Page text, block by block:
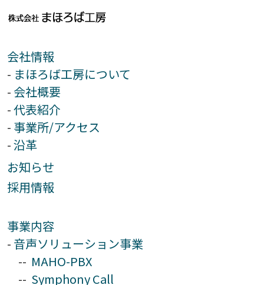
会社情報
まほろば工房について
会社概要
代表紹介
事業所/アクセス
沿革
お知らせ
採用情報
事業内容
音声ソリューション事業
MAHO-PBX
Symphony Call